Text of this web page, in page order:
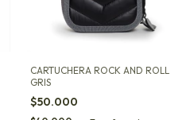
CARTUCHERA ROCK AND ROLL
GRIS
$50.000